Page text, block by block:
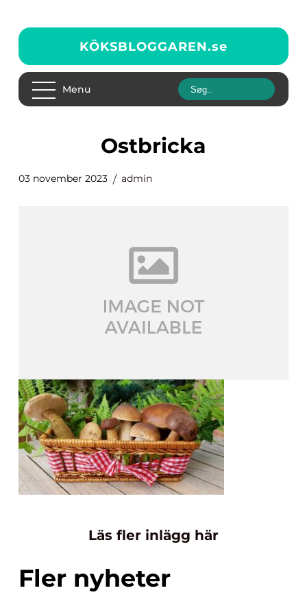
KÖKSBLOGGAREN.se
Menu
ostbricka
03 november 2023 admin
Läs fler inlägg här
Fler nyheter